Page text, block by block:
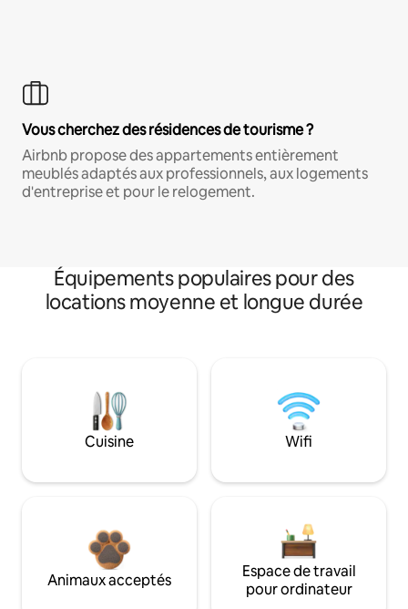
Vous cherchez des résidences de tourisme ?
Airbnb propose des appartements entièrement
meublés adaptés aux professionnels, aux logements
d'entreprise et pour le relogement.
Équipements populaires pour des
locations moyenne et longue durée
Cuisine Wifi
Animaux acceptés
Espace de travail
pour ordinateur